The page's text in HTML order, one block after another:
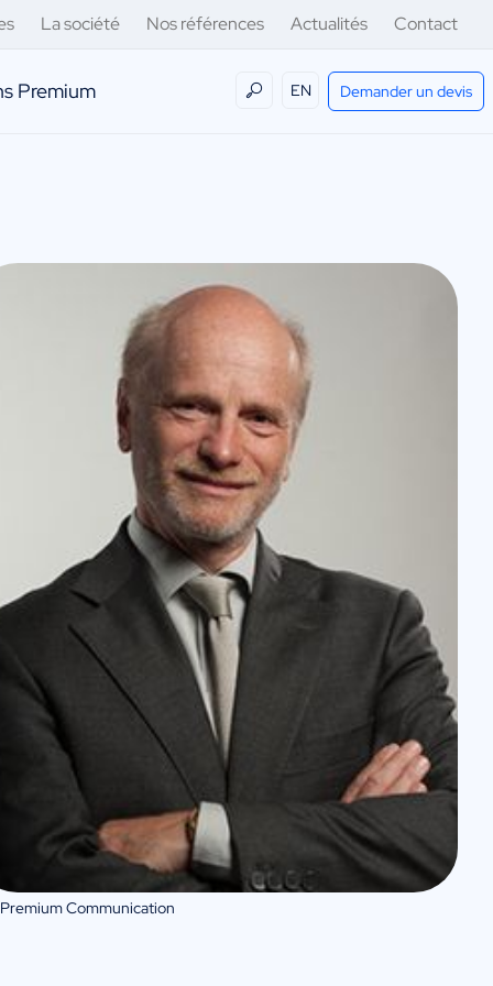
La société Nos références Actualités Contact
Premium EN Demander un devis
Communication